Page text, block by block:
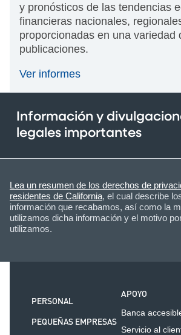
y pronósticos de las tendencias
financieras nacionales,
proporcionadas en una variedad
publicaciones.
Ver informes
Información y
legales importantes
Lea un resumen de los derechos de
residentes de California, el cual describe
información que recabamos, así como la
utilizamos dicha información y el motivo
utilizamos.
PERSONAL
PEQUEÑAS EMPRESAS
APOYO
Banca
Servicio al